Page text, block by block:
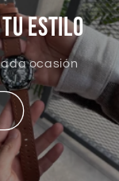
ESTILO
ocasión